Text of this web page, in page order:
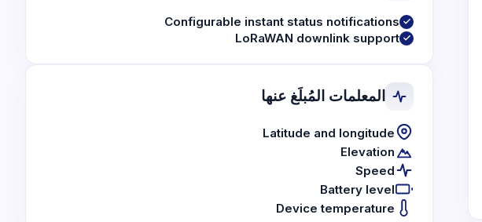
Configurable instant status notifications
LoRaWAN downlink support
المعلمات المُبلَغ عنها
Latitude and longitude
Elevation
Speed
Battery level
Device temperature